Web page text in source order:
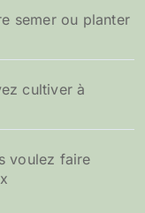
semer ou planter
cultiver à
voulez faire